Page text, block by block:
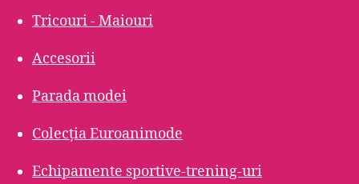
Tricouri - Maiouri
Accesorii
Parada modei
Colecția Euroanimode
Echipamente sportive-trening-uri